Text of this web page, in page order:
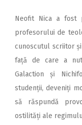
Neofit Nica a fost
profesorului de
cunoscutul scriitor
față de care a
Galaction și
studenții, deveniți
să răspundă
ostilități ale